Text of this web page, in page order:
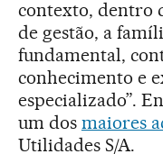
contexto, dentro
de gestão, a
fundamental,
conhecimento e
especializado”.
um dos maiores
Utilidades S/A.